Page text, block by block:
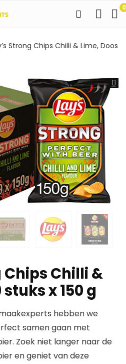
0
Strong Chips Chilli & Lime, Doos
Chips Chilli &
x 150 g
hebben we
samen gaan met
Zoek niet langer naar de
en geniet van deze